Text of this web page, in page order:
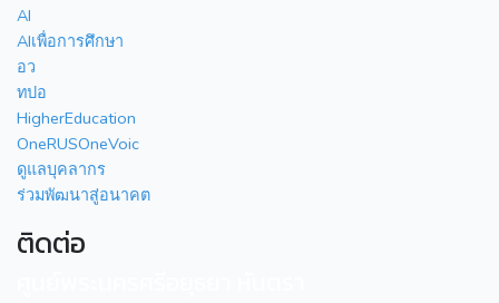
AI
AIเพื่อการศึกษา
อว
ทปอ
HigherEducation
OneRUSOneVoic
ดูแลบุคลากร
ร่วมพัฒนาสู่อนาคต
ติดต่อ